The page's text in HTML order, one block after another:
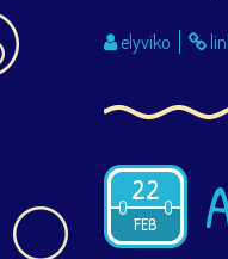
elyviko
22
FEB
2015